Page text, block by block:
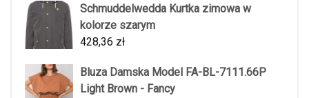
Schmuddelwedda Kurtka zimowa w
kolorze szarym
428,36 zł
Bluza Damska Model FA-BL-7111.66P
Light Brown - Fancy